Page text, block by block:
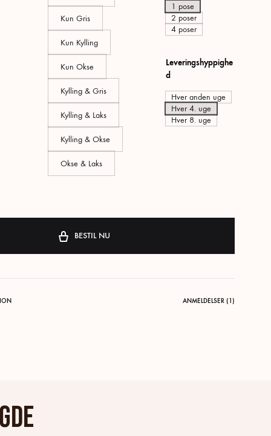
Kun Gris
Kun Kylling
Kun Okse
Kylling & Gris
Kylling & Laks
Kylling & Okse
Okse & Laks
1 pose
2 poser
4 poser
Leveringshyppighe
d
Hver anden uge
Hver 4. uge
Hver 8. uge
BESTIL NU
ANMELDELSER (1)